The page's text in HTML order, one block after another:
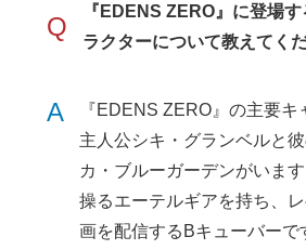
Q
『EDENS ZERO』に登場
ラクターについて教えてくだ
A
『EDENS ZERO』の主要キ
主人公シキ・グランベルと
カ・ブルーガーデンがいま
操るエーテルギアを持ち、
画を配信するBキューバーで